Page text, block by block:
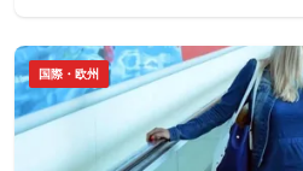
国際・欧州